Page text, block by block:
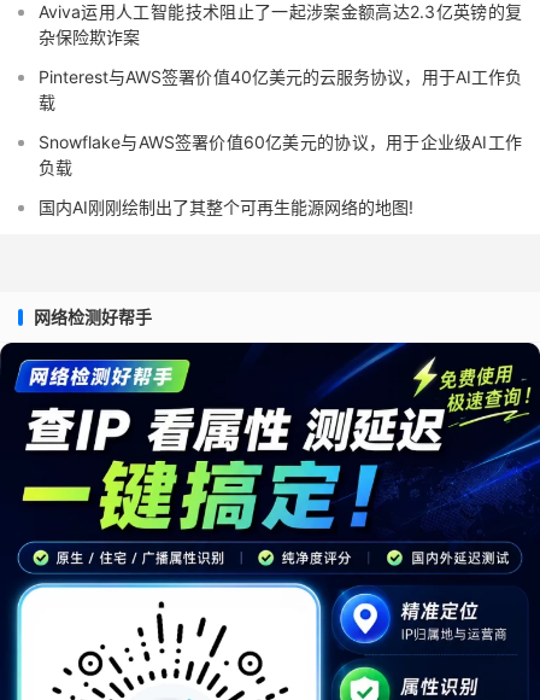
Aviva运用人工智能技术阻止了一起涉案金额高达2.3亿英镑的复
杂保险欺诈案
Pinterest与AWS签署价值40亿美元的云服务协议，用于AI工作负
载
Snowflake与AWS签署价值60亿美元的协议，用于企业级AI工作
负载
国内AI刚刚绘制出了其整个可再生能源网络的地图!
网络检测好帮手